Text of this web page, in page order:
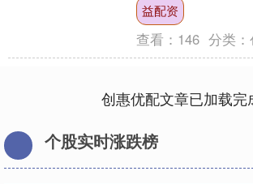
所....
益配资
查看： 146 分类：
创惠优配文章已加载完
个股实时涨跌榜